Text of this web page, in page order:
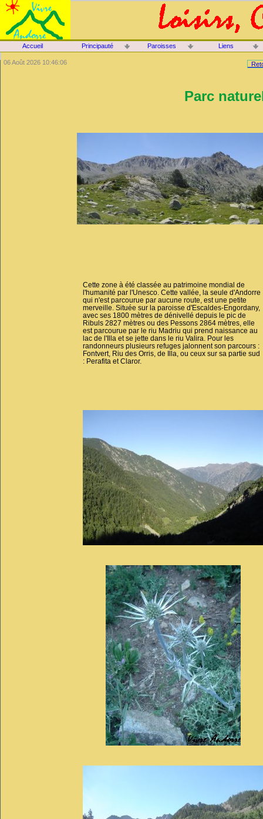
Parc
Cette zone à été classée au patrimoine mondial de
l'humanité par l'Unesco. Cette vallée, la seule d'Andorre
qui n'est parcourue par aucune route, est une petite
merveille. Située sur la paroisse d'Escaldes-Engordany,
avec ses 1800 mètres de dénivellé depuis le pic de
Ribuls 2827 mètres ou des Pessons 2864 mètres, elle
est parcourue par le riu Madriu qui prend naissance au
lac de l'Illa et se jette dans le riu Valira. Pour les
randonneurs plusieurs refuges jalonnent son parcours :
Fontvert, Riu des Orris, de Illa, ou ceux sur sa partie sud
: Perafita et Claror.
06 Août 2026 10:46:06
Accueil Principauté Paroisses Liens